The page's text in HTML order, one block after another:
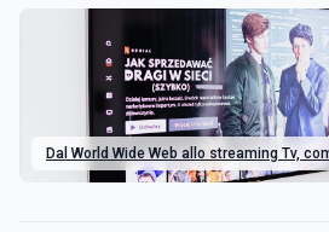
Dal World Wide Web allo streaming Tv,